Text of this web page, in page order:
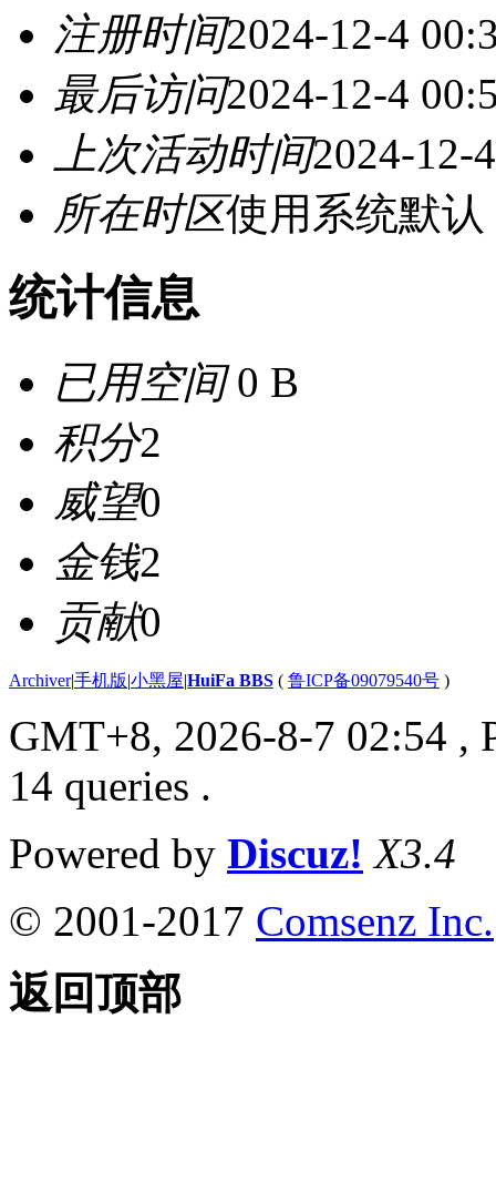
注册时间2024-12-4
最后访问2024-12-4
上次活动时间2024-12-
所在时区使用系统默认
统计信息
已用空间0 B
积分2
威望0
金钱2
贡献0
Archiver|手机版|小黑屋|HuiFa BBS ( 鲁ICP备09079540号 )
GMT+8, 2026-8-7 02:54 ,
14 queries .
Powered by Discuz! X3.4
© 2001-2017 Comsenz Inc.
返回顶部